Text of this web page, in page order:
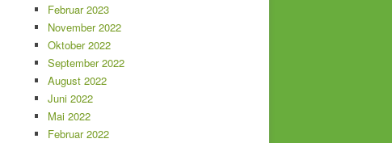
Februar 2023
November 2022
Oktober 2022
September 2022
August 2022
Juni 2022
Mai 2022
Februar 2022